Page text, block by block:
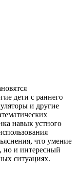
дети с раннего
и другие
навык устного
что умение
но и интересный
ситуациях.